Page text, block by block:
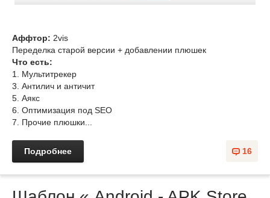
Аффтор: 2vis
Переделка старой версии + добавлении плюшек
Что есть:
1. Мультитрекер
3. Антилич и античит
5. Аякс
6. Оптимизация под SEO
7. Прочие плюшки...
16
Подробнее